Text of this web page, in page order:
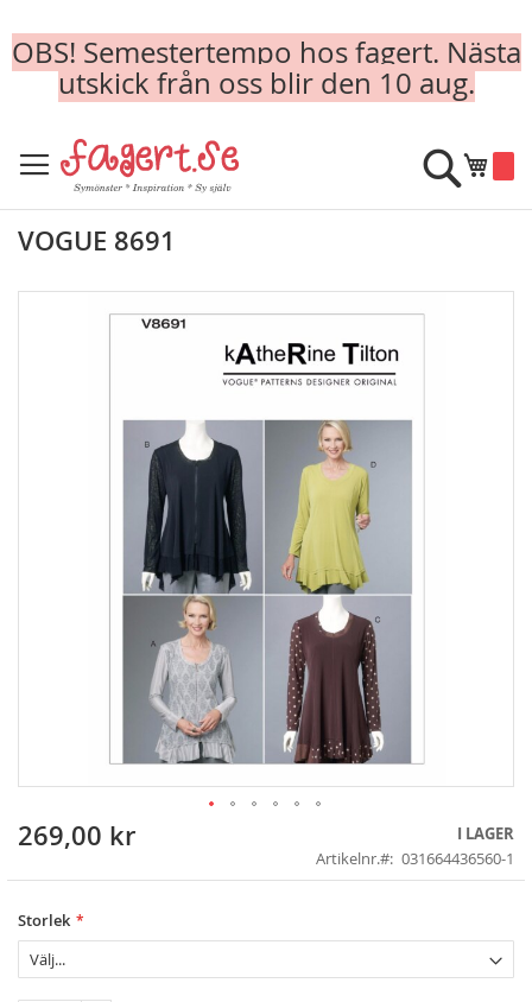
OBS! Semestertempo hos fagert. Nästa
utskick från oss blir den 10 aug.
to
Content
Min
Sök
VOGUE 8691
Skip
the
of
the
images
gallery
269,00 kr
I LAGER
Artikelnr.
031664436560-1
Storlek